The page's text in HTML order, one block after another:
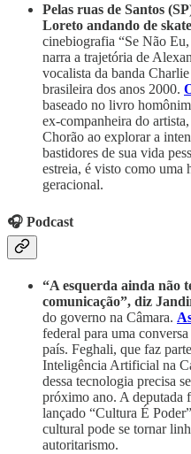
Pelas ruas de Santos
Loreto andando de skate
cinebiografia “Se Não
narra a trajetória de
vocalista da banda
brasileira dos anos 2000.
baseado no livro
ex-companheira do
Chorão ao explorar a
bastidores de sua vida
estreia, é visto como uma
geracional.
🎧 Podcast
“A esquerda ainda não
comunicação”, diz
do governo na Câmara.
federal para uma
país. Feghali, que faz
Inteligência Artificial na
dessa tecnologia precisa
próximo ano. A deputada
lançado “Cultura É
cultural pode se tornar
autoritarismo.